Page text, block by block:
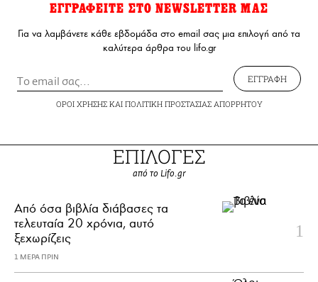
ΕΓΓΡΑΦΕΙΤΕ ΣΤΟ NEWSLETTER ΜΑΣ
Για να λαμβάνετε κάθε εβδομάδα στο email σας μια επιλογή από τα
καλύτερα άρθρα του lifo.gr
ΕΓΓΡΑΦΗ
ΟΡΟΙ ΧΡΗΣΗΣΚΑΙ ΠΟΛΙΤΙΚΗ ΠΡΟΣΤΑΣΙΑΣ ΑΠΟΡΡΗΤΟΥ
ΕΠΙΛΟΓΕΣ
από το Lifo.gr
Από όσα βιβλία διάβασες τα
τελευταία 20 χρόνια, αυτό
ξεχωρίζεις
1 ΜΕΡΑ ΠΡΙΝ